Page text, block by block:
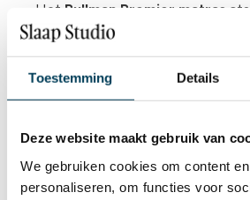
Toestemming Details
Deze website maakt gebruik van
We gebruiken cookies om content
personaliseren, om functies voor
Het Pullman Premier matras
het hoogwaardige vakmanschap
Nederlandse merk Pullman, dat al
bekendstaat om zijn innovatieve
en hoogwaardige matrassen.
wat resulteert in matrassen die
comfort, duurzaamheid en
ondersteuning.